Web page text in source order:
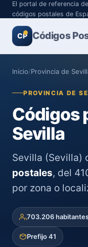
El portal de referencia
códigos postales de
CP Códigos
Inicio/Provincia de
PROVINCIA DE
Códigos
Sevilla
Sevilla (Sevilla)
postales, del
por zona o
703.206
Prefijo 41